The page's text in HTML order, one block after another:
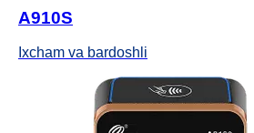
A910S
Ixcham va bardoshli